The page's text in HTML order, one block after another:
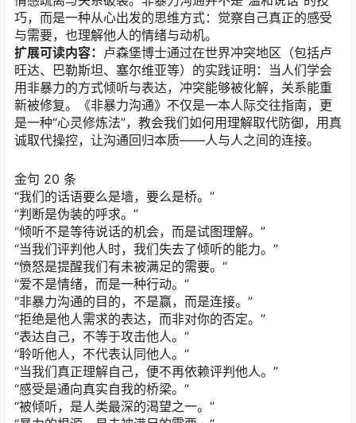
巧，而是一种从心出发的思维方式：觉察自己真正的感受
与需要，也理解他人的情绪与动机。
扩展可读内容： 卢森堡博士通过在世界冲突地区（包括卢
旺达、巴勒斯坦、塞尔维亚等）的实践证明：当人们学会
用非暴力的方式倾听与表达，冲突能够被化解，关系能重
新被修复。《非暴力沟通》不仅是一本人际交往指南，更
是一种“心灵修炼法”，教会我们如何用理解取代防御，用真
诚取代操控，让沟通回归本质——人与人之间的连接。
金句 20 条
“我们的话语要么是墙，要么是桥。”
“判断是伪装的呼求。”
“倾听不是等待说话的机会，而是试图理解。”
“当我们评判他人时，我们失去了倾听的能力。”
“愤怒是提醒我们有未被满足的需要。”
“爱不是情绪，而是一种行动。”
“非暴力沟通的目的，不是赢，而是连接。”
“拒绝是他人需求的表达，而非对你的否定。”
“表达自己，不等于攻击他人。”
“聆听他人，不代表认同他人。”
“当我们真正理解自己，便不再依赖评判他人。”
“感受是通向真实自我的桥梁。”
“被倾听，是人类最深的渴望之一。”